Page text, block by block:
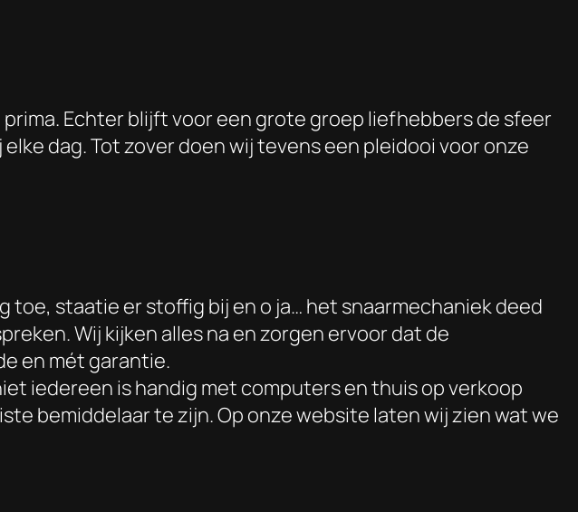
Echter blijft voor een grote groep liefhebbers de sfeer
dag. Tot zover doen wij tevens een pleidooi voor onze
toe, staatie er stoffig bij en o ja… het snaarmechaniek deed
Wij kijken alles na en zorgen ervoor dat de
en mét garantie.
iedereen is handig met computers en thuis op verkoop
bemiddelaar te zijn. Op onze website laten wij zien wat we